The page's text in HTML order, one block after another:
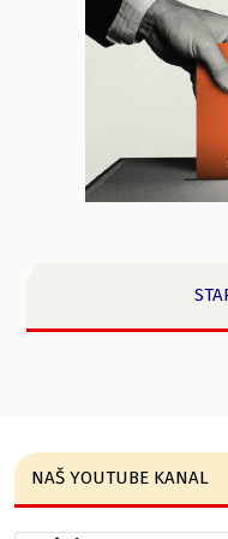
NAŠ YOUTUBE KANAL